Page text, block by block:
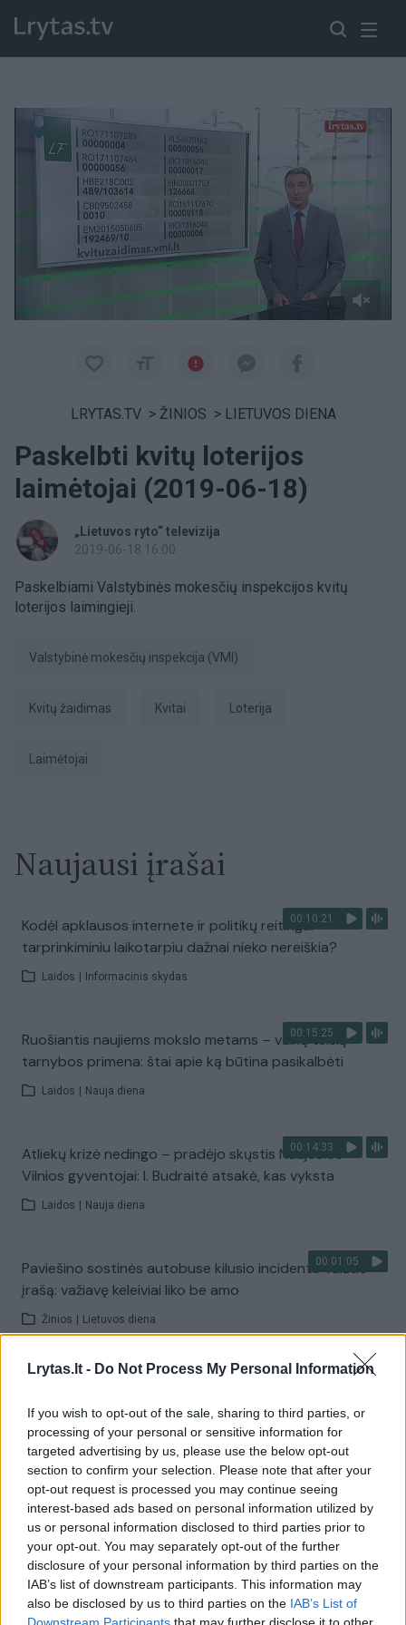
Lrytas.lt - Do Not Process My Personal Information
If you wish to opt-out of the sale, sharing to third parties, or
processing of your personal or sensitive information for
targeted advertising by us, please use the below opt-out
section to confirm your selection. Please note that after your
opt-out request is processed you may continue seeing
interest-based ads based on personal information utilized by
us or personal information disclosed to third parties prior to
your opt-out. You may separately opt-out of the further
disclosure of your personal information by third parties on the
IAB’s list of downstream participants. This information may
also be disclosed by us to third parties on the IAB’s List of
Paremkite Ukrainą
LRYTAS.TV > ŽINIOS > LIETUVOS DIENA
Paskelbti kvitų loterijos
laimėtojai (2019-06-18)
„Lietuvos ryto“ televizija
2019-06-18 16:00
Paskelbiami Valstybinės mokesčių inspekcijos kvitų
loterijos laimingieji.
Valstybinė mokesčių inspekcija (VMI)
Kvitų žaidimas kvitai Loterija
laimėtojai
Naujausi įrašai
00:10:21
Kodėl apklausos internete ir politikų reitingai
tarprinkiminiu laikotarpiu dažnai nieko nereiškia?
Laidos Informacinis skydas
00:15:25
Ruošiantis naujiems mokslo metams – vaikų teisių
tarnybos primena: štai apie ką būtina pasikalbėti
Laidos Nauja diena
00:14:33
Atliekų krizė nedingo – pradėjo skųstis Naujosios
Vilnios gyventojai: I. Budraitė atsakė, kas vyksta
Laidos Nauja diena
00:01:05
Paviešino sostinės autobuse kilusio incidento vaizdo
įrašą: važiavę keleiviai liko be amo
Žinios Lietuvos diena
Visi įrašai
Žiūrimiausi įrašai
00:00:30
Vaizdai iš tragiškos avarijos Vilniaus r.: dviejų moterų ir
vaiko gyvybių išgelbėti nepavyko
Žinios Lietuvos diena